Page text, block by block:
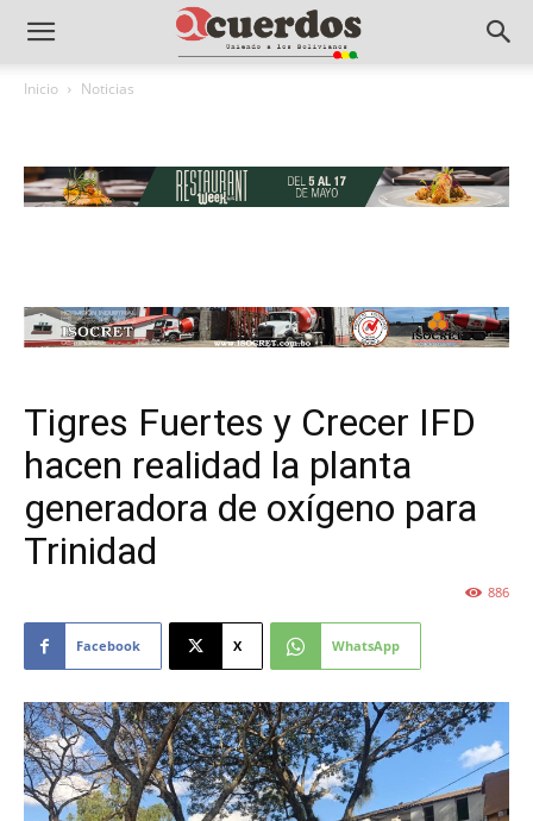
Inicio Noticias
Tigres Fuertes y Crecer IFD
hacen realidad la planta
generadora de oxígeno para
Trinidad
886
Facebook X WhatsApp